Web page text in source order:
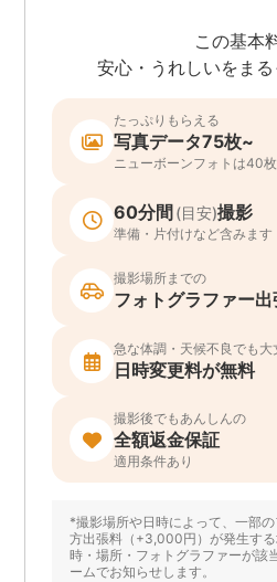
この基本
安心・うれしいをま
たっぷりもらえる
写真データ75枚~
ニューボーンフォトは40
60分間(目安)撮影
準備・片付けなど含みます
撮影場所までの
フォトグラファー
急な体調・天候不良でも大
日時変更料が無料
撮影後でもあんしんの
全額返金保証
適用条件あり
*撮影場所や日時によって、一部
方出張料（+3,000円）が発生す
時・場所・フォトグラファーが該
ームでお知らせします。